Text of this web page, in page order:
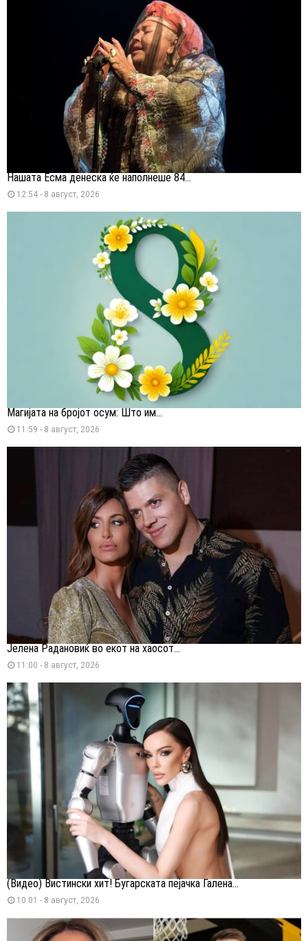
Нашата Есма денеска ќе наполнеше 84...
12:54 - 8 август, 2026
Магијата на бројот осум: Што им...
11:59 - 8 август, 2026
Јелена Радановиќ во екот на хаосот...
11:00 - 8 август, 2026
(Видео) Вистински хит! Бугарската пејачка Галена...
10:01 - 8 август, 2026